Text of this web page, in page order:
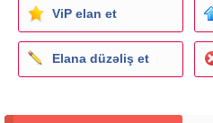
ViP elan et
Elana düzəliş et